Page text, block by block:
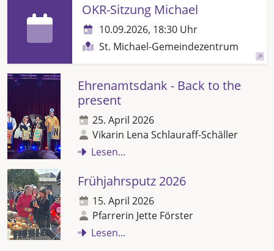
OKR-Sitzung Michael
10.09.2026, 18:30 Uhr
St. Michael-Gemeindezentrum
Ehrenamtsdank - Back to the
present
25. April 2026
Vikarin Lena Schlauraff-Schäller
Lesen...
Frühjahrsputz 2026
15. April 2026
Pfarrerin Jette Förster
Lesen...